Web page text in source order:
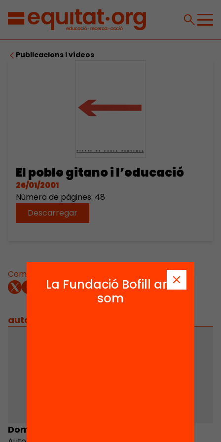
Publicacions i vídeos
El poble gitano i l’educació
26/01/2001
Número de pàgines: 48
Descarregar
Comparteix:
autors
Domingo Jiménez
La Fundació Bofill ara
som